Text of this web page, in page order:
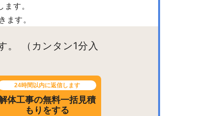
す。
す。
（カンタン1分入
24時間以内に返信します
体工事の無料一括見積
もりをする